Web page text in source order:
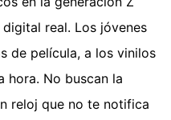
real. Los jóvenes
de película, a los vinilos
hora. No buscan la
reloj que no te notifica